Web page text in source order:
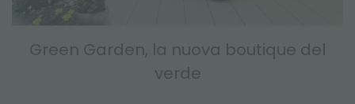
Green Garden, la nuova boutique del
verde